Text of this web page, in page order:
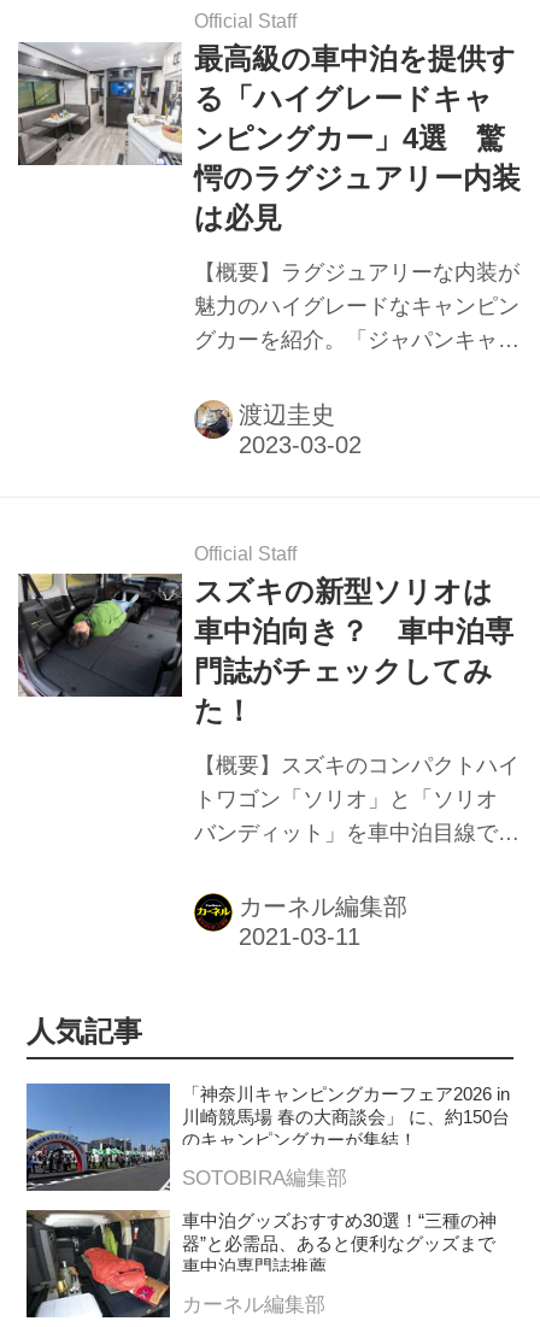
Official Staff
最高級の車中泊を提供す
る「ハイグレードキャ
ンピングカー」4選 驚
愕のラグジュアリー内装
は必見
【概要】ラグジュアリーな内装が
魅力のハイグレードなキャンピン
グカーを紹介。「ジャパンキャン
ポート。渡辺圭史
Official Staff
スズキの新型ソリオは
車中泊向き？ 車中泊専
門誌がチェックしてみ
た！
【概要】スズキのコンパクトハイ
トワゴン「ソリオ」と「ソリオ
バンディット」を車中泊目線でイ
や、車中泊にベストなシートアレ
ンジ、乗り心地などを紹介。
カーネル編集部
人気記事
「神奈川キャンピングカーフェア2026 in
川崎競馬場 春の大商談会」 に、約150台
のキャンピングカーが集結！
SOTOBIRA編集部
車中泊グッズおすすめ30選！“三種の神
器”と必需品、あると便利なグッズまで
車中泊専門誌推薦
カーネル編集部